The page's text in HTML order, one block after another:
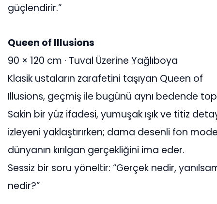
güçlendirir.”
Queen of Illusions
90 × 120 cm · Tuval Üzerine Yağlıboya
Klasik ustaların zarafetini taşıyan Queen of
Illusions, geçmiş ile bugünü aynı bedende
Sakin bir yüz ifadesi, yumuşak ışık ve titiz
izleyeni yaklaştırırken; dama desenli fon
dünyanın kırılgan gerçekliğini ima eder.
Sessiz bir soru yöneltir: “Gerçek nedir,
nedir?”